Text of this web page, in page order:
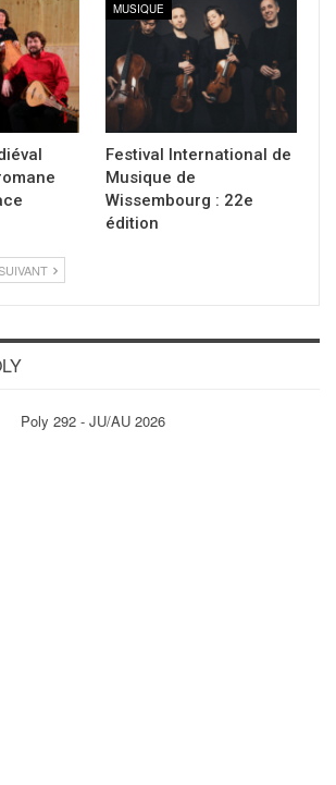
MUSIQUE
Festival International de
Musique de
Wissembourg : 22e
édition
Poly 292 - JU/AU 2026